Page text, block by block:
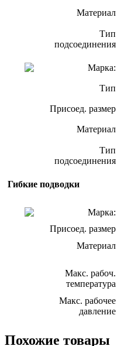
Материал
Тип
подсоединения
Марка:
Тип
Присоед. размер
Материал
Тип
подсоединения
Гибкие подводки
Марка:
Присоед. размер
Материал
Макс. рабоч.
температура
Макс. рабочее
давление
Похожие товары